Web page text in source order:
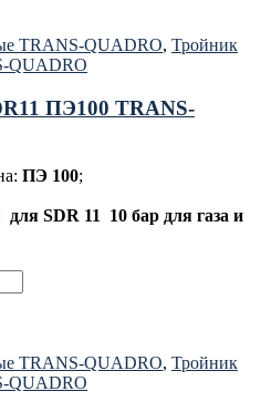
TRANS-QUADRO, Тройник
QUADRO
ПЭ100 TRANS-
ПЭ 100;
для SDR 11 10 бар для газа и
TRANS-QUADRO, Тройник
QUADRO